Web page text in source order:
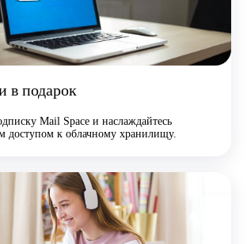
в подарок
Mail Space и наслаждайтесь
доступом к облачному хранилищу.